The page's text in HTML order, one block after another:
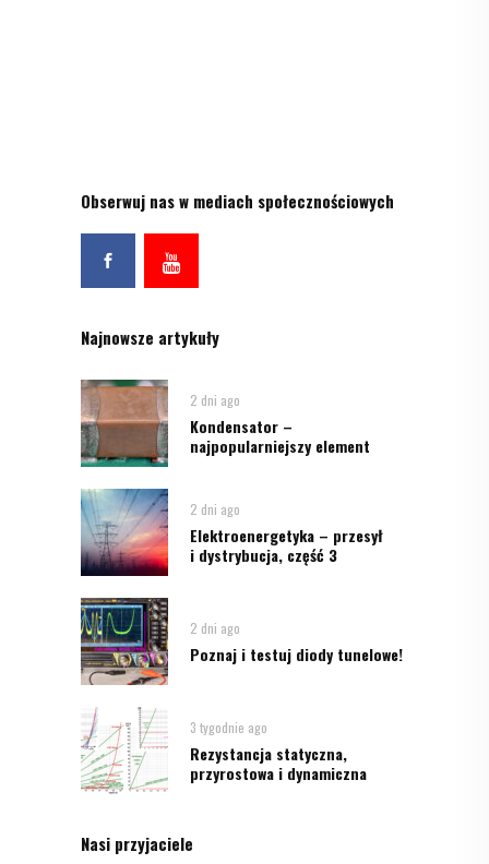
Obserwuj nas w mediach społecznościowych
Najnowsze artykuły
2 dni ago
Kondensator –
najpopularniejszy element
2 dni ago
Elektroenergetyka – przesył
i dystrybucja, część 3
2 dni ago
Poznaj i testuj diody tunelowe!
3 tygodnie ago
Rezystancja statyczna,
przyrostowa i dynamiczna
Nasi przyjaciele